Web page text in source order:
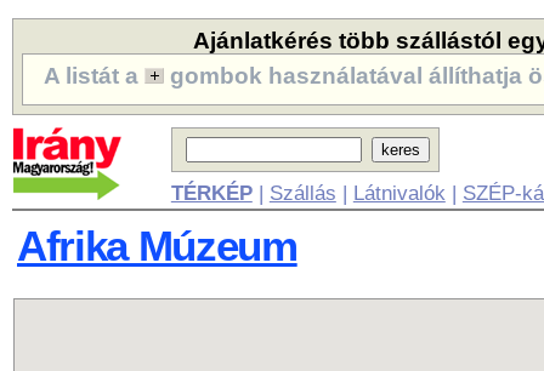
Ajánlatkérés több szállástól
A listát a
gombok használatával állíthatja
TÉRKÉP| Szállás | Látnivalók | SZÉP-
Afrika Múzeum